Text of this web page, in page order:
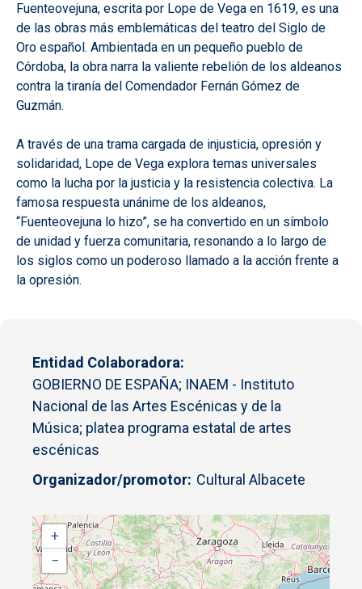
Fuenteovejuna, escrita por Lope de Vega en 1619, es una
de las obras más emblemáticas del teatro del Siglo de
Oro español. Ambientada en un pequeño pueblo de
Córdoba, la obra narra la valiente rebelión de los aldeanos
contra la tiranía del Comendador Fernán Gómez de
Guzmán.
A través de una trama cargada de injusticia, opresión y
solidaridad, Lope de Vega explora temas universales
como la lucha por la justicia y la resistencia colectiva. La
famosa respuesta unánime de los aldeanos,
“Fuenteovejuna lo hizo”, se ha convertido en un símbolo
de unidad y fuerza comunitaria, resonando a lo largo de
los siglos como un poderoso llamado a la acción frente a
la opresión.
Entidad Colaboradora
GOBIERNO DE ESPAÑA; INAEM - Instituto
Nacional de las Artes Escénicas y de la
Música; platea programa estatal de artes
escénicas
Organizador/promotor Cultural Albacete
+
−